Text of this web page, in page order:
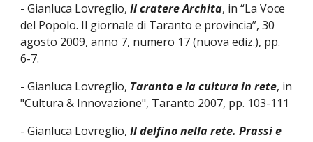
- Gianluca Lovreglio,Il cratere Archita, in “La Voce
del Popolo. Il giornale di Taranto e provincia”, 30
agosto 2009, anno 7, numero 17 (nuova ediz.), pp.
6-7.
- Gianluca Lovreglio, Taranto e la cultura in rete, in
"Cultura & Innovazione", Taranto 2007, pp. 103-111
- Gianluca Lovreglio,Il delfino nella rete. Prassi e